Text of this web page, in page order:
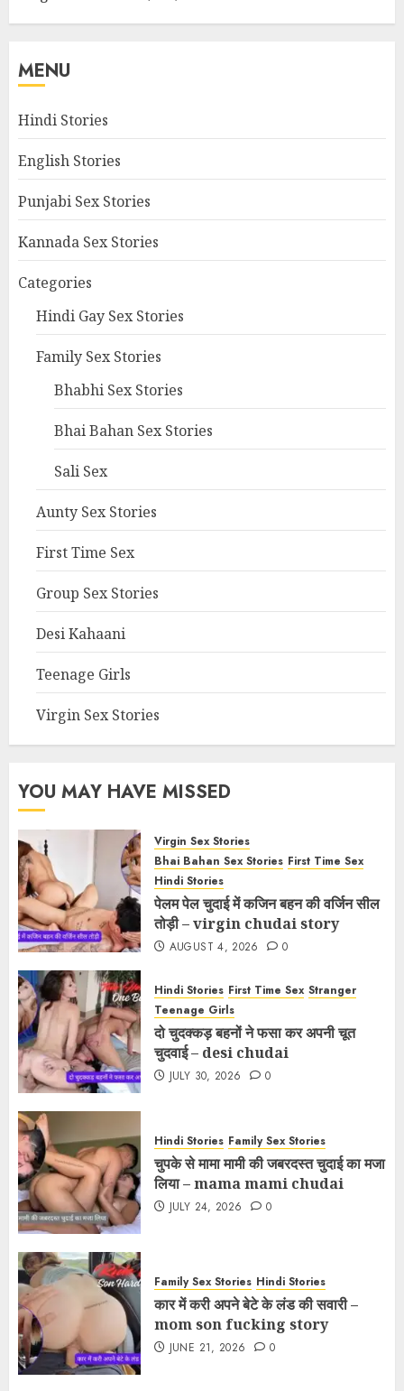
MENU
Hindi Stories
English Stories
Punjabi Sex Stories
Kannada Sex Stories
Categories
Hindi Gay Sex Stories
Family Sex Stories
Bhabhi Sex Stories
Bhai Bahan Sex Stories
Sali Sex
Aunty Sex Stories
First Time Sex
Group Sex Stories
Desi Kahaani
Teenage Girls
Virgin Sex Stories
YOU MAY HAVE MISSED
Virgin Sex Stories
Bhai Bahan Sex Stories First Time Sex
Hindi Stories
पेलम पेल चुदाई में कजिन बहन की वर्जिन सील
तोड़ी – virgin chudai story
AUGUST 4, 2026 0
Hindi Stories First Time Sex Stranger
Teenage Girls
दो चुदक्कड़ बहनों ने फसा कर अपनी चूत
चुदवाई – desi chudai
JULY 30, 2026 0
Hindi Stories Family Sex Stories
चुपके से मामा मामी की जबरदस्त चुदाई का मजा
लिया – mama mami chudai
JULY 24, 2026 0
Family Sex Stories Hindi Stories
कार में करी अपने बेटे के लंड की सवारी –
mom son fucking story
JUNE 21, 2026 0